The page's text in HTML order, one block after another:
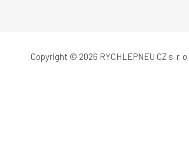
Copyright © 2026 RYCHLEPNEU CZ s. r. o.